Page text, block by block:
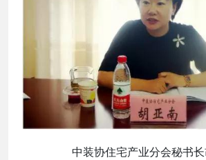
中装协住宅产业分会秘书